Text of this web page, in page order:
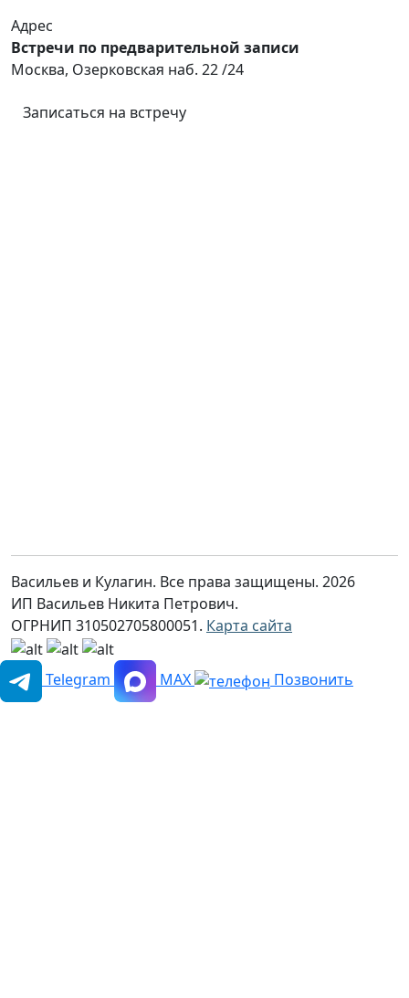
Адрес
Встречи по предварительной записи
Москва, Озерковская наб. 22 /24
Записаться на встречу
Васильев и Кулагин. Все права защищены. 2026
ИП Васильев Никита Петрович.
ОГРНИП 310502705800051. Карта сайта
Telegram MAX Позвонить